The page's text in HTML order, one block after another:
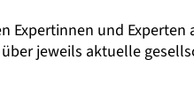
und
jeweils aktuelle